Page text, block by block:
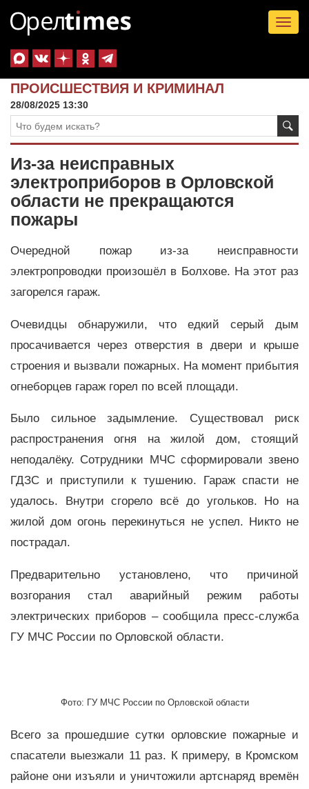
ПРОИСШЕСТВИЯ И КРИМИНАЛ
28/08/2025 13:30
Из-за неисправных
электроприборов в Орловской
области не прекращаются
пожары
Очередной пожар из-за неисправности
электропроводки произошёл в Болхове. На этот раз
загорелся гараж.
Очевидцы обнаружили, что едкий серый дым
просачивается через отверстия в двери и крыше
строения и вызвали пожарных. На момент прибытия
огнеборцев гараж горел по всей площади.
Было сильное задымление. Существовал риск
распространения огня на жилой дом, стоящий
неподалёку. Сотрудники МЧС сформировали звено
ГДЗС и приступили к тушению. Гараж спасти не
удалось. Внутри сгорело всё до угольков. Но на
жилой дом огонь перекинуться не успел. Никто не
пострадал.
Предварительно установлено, что причиной
возгорания стал аварийный режим работы
электрических приборов – сообщила пресс-служба
ГУ МЧС России по Орловской области.
Фото: ГУ МЧС России по Орловской области
Всего за прошедшие сутки орловские пожарные и
спасатели выезжали 11 раз. К примеру, в Кромском
районе они изъяли и уничтожили артснаряд времён